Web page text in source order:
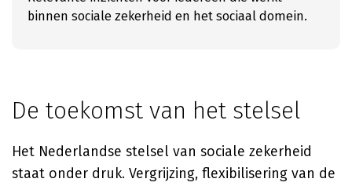
binnen sociale zekerheid en het sociaal domein.
De toekomst van het stelsel
Het Nederlandse stelsel van sociale zekerheid
staat onder druk. Vergrijzing, flexibilisering van de